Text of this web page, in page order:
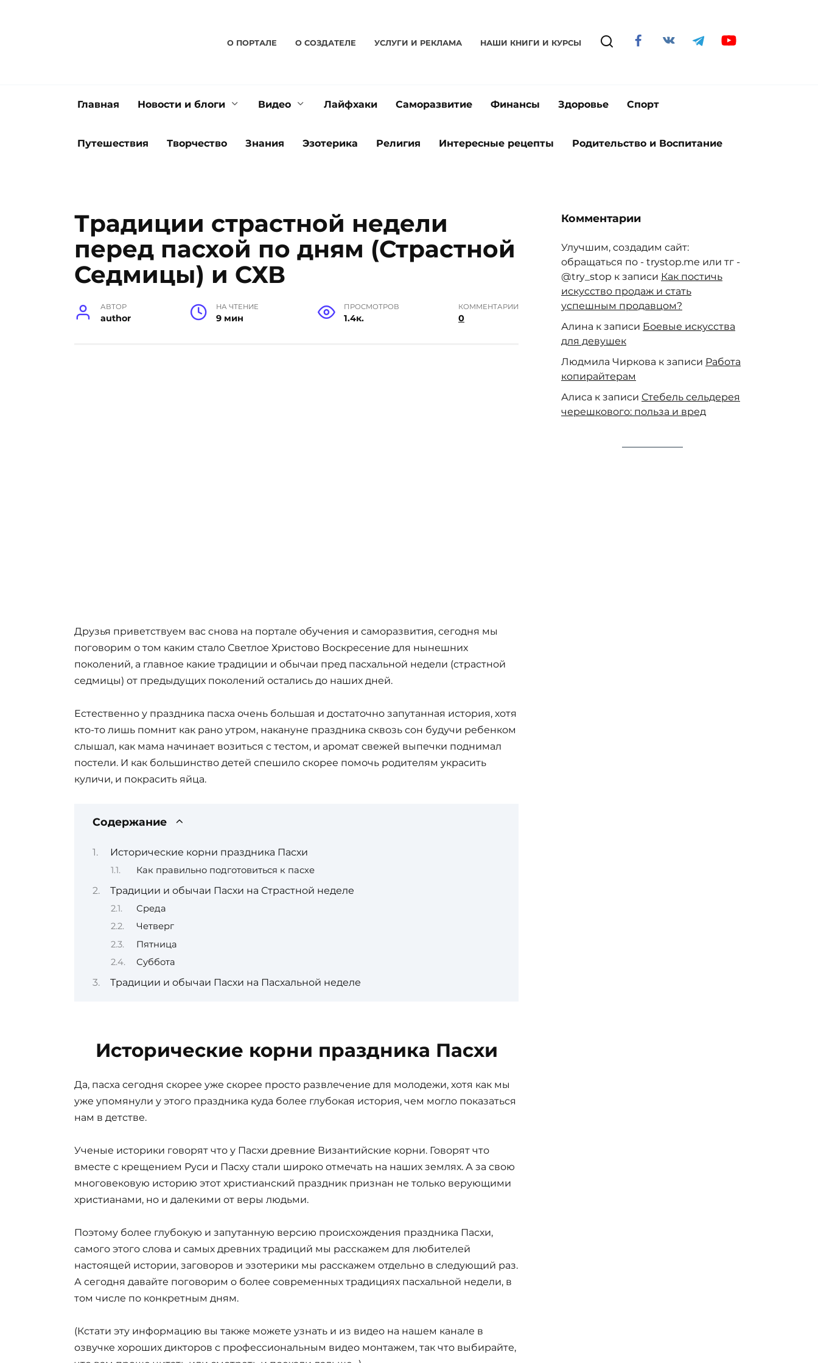
О ПОРТАЛЕ О CОЗДАТЕЛЕ УСЛУГИ И РЕКЛАМА НАШИ КНИГИ И КУРСЫ
Главная Новости и блоги Видео Лайфхаки Саморазвитие Финансы Здоровье Спорт
Путешествия Творчество Знания Эзотерика Религия Интересные рецепты Родительство и Воспитание
Традиции страстной недели
перед пасхой по дням (Страстной
Седмицы) и СХВ
АВТОР
author
НА ЧТЕНИЕ
9 мин
ПРОСМОТРОВ
1.4к.
КОММЕНТАРИИ
0
Друзья приветствуем вас снова на портале обучения и саморазвития, сегодня мы
поговорим о том каким стало Светлое Христово Воскресение для нынешних
поколений, а главное какие традиции и обычаи пред пасхальной недели (страстной
седмицы) от предыдущих поколений остались до наших дней.
Естественно у праздника пасха очень большая и достаточно запутанная история, хотя
кто-то лишь помнит как рано утром, накануне праздника сквозь сон будучи ребенком
слышал, как мама начинает возиться с тестом, и аромат свежей выпечки поднимал
постели. И как большинство детей спешило скорее помочь родителям украсить
куличи, и покрасить яйца.
Содержание
Исторические корни праздника Пасхи
Как правильно подготовиться к пасхе
Традиции и обычаи Пасхи на Страстной неделе
Среда
Четверг
Пятница
Суббота
Традиции и обычаи Пасхи на Пасхальной неделе
Исторические корни праздника Пасхи
Да, пасха сегодня скорее уже скорее просто развлечение для молодежи, хотя как мы
уже упомянули у этого праздника куда более глубокая история, чем могло показаться
нам в детстве.
Ученые историки говорят что у Пасхи древние Византийские корни. Говорят что
вместе с крещением Руси и Пасху стали широко отмечать на наших землях. А за свою
многовековую историю этот христианский праздник признан не только верующими
христианами, но и далекими от веры людьми.
Поэтому более глубокую и запутанную версию происхождения праздника Пасхи,
самого этого слова и самых древних традиций мы расскажем для любителей
настоящей истории, заговоров и эзотерики мы расскажем отдельно в следующий раз.
А сегодня давайте поговорим о более современных традициях пасхальной недели, в
том числе по конкретным дням.
(Кстати эту информацию вы также можете узнать и из видео на нашем канале в
озвучке хороших дикторов с профессиональным видео монтажем, так что выбирайте,
Комментарии
Улучшим, создадим сайт:
обращаться по - trystop.me или тг -
@try_stop к записи Как постичь
искусство продаж и стать
успешным продавцом?
Алина к записи Боевые искусства
для девушек
Людмила Чиркова к записи Работа
копирайтерам
Алиса к записи Стебель сельдерея
черешкового: польза и вред